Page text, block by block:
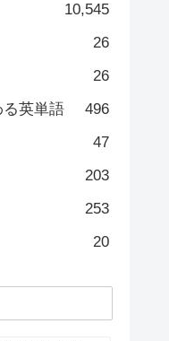
10,545
26
26
英単語
496
47
203
253
20